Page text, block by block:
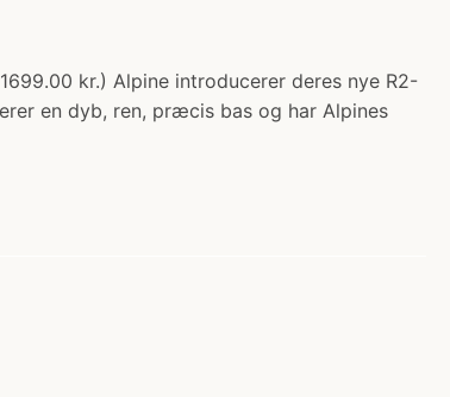
kr.) Alpine introducerer deres nye R2-
en dyb, ren, præcis bas og har Alpines